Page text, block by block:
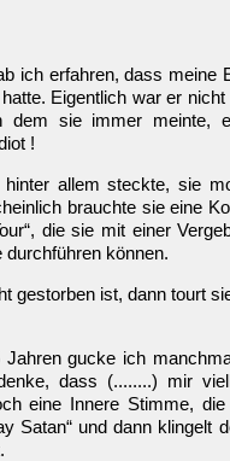
ich erfahren, dass meine
Eigentlich war er
dem sie immer meinte,
!
hinter allem steckte, sie
brauchte sie eine
die sie mit einer
durchführen können.
gestorben ist, dann tourt
gucke ich
dass (........) mir
eine Innere Stimme,
Satan“ und dann klingelt